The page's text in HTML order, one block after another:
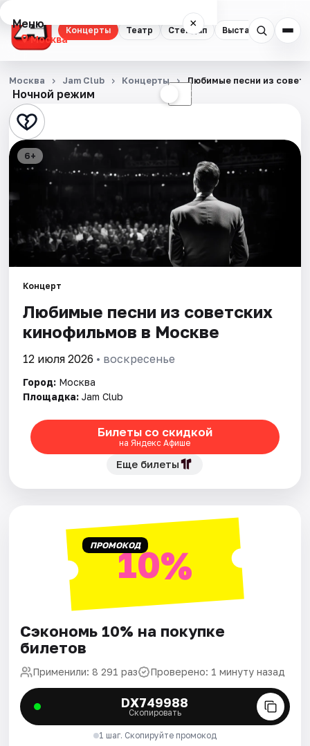
Концерты Театр Стендап Выставки
Меню ×
Москва
Концерты
Театр
Стендап
Выставки
Квесты
Экскурсии
Спорт
Площадки
Рейтинги
Ночной режим ☾
Москва Jam Club Концерты Любимые песни из
6+
Концерт
Любимые песни из советских
кинофильмов в Москве
12 июля 2026 • воскресенье
Город: Москва
Площадка: Jam Club
Билеты со скидкой
на Яндекс Афише
Еще билеты
ПРОМОКОД10%
Сэкономь 10% на покупке
билетов
Применили: 8 291 раз Проверено: 1 минуту назад
DX749988
Скопировать
1 шаг. Скопируйте промокод